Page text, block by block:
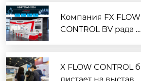
Форуме в Москве
Компания FX FLOW
CONTROL BV рада п
26
X FLOW CONTROL б